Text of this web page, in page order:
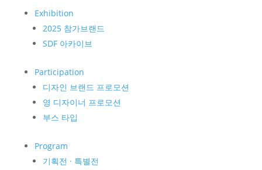
Exhibition
2025 참가브랜드
SDF 아카이브
Participation
디자인 브랜드 프로모션
영 디자이너 프로모션
부스 타입
Program
기획전 · 특별전